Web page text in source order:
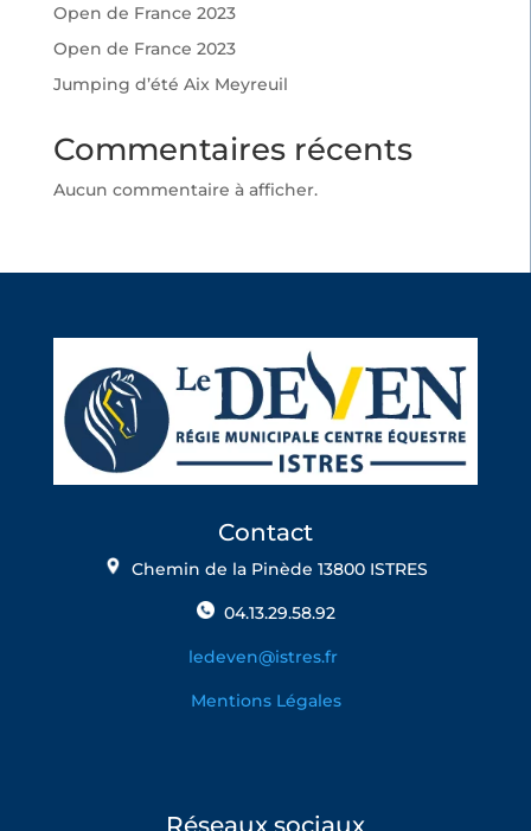
Open de France 2023
Open de France 2023
Jumping d’été Aix Meyreuil
Commentaires récents
Aucun commentaire à afficher.
Contact
Chemin de la Pinède 13800 ISTRES
04.13.29.58.92
ledeven@istres.fr
Mentions Légales
Réseaux sociaux